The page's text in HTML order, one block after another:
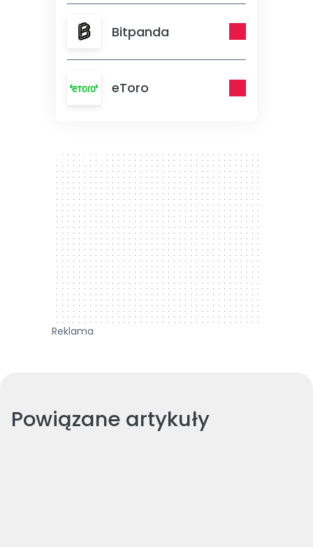
Bitpanda
eToro
300 x 250
Reklama
Powiązane artykuły